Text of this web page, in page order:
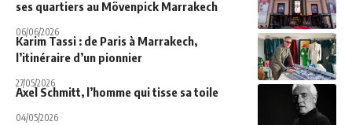
ses quartiers au Mövenpick Marrakech
06/06/2026
Karim Tassi : de Paris à Marrakech,
l’itinéraire d’un pionnier
27/05/2026
Axel Schmitt, l’homme qui tisse sa toile
04/05/2026